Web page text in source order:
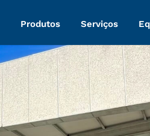
Produtos Serviços